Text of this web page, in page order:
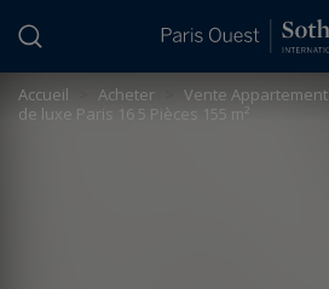
Accueil Acheter
Vente Appartement
de luxe Paris 16 5 Pièces 155 m²